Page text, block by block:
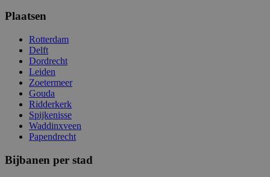
Plaatsen
Rotterdam
Delft
Dordrecht
Leiden
Zoetermeer
Gouda
Ridderkerk
Spijkenisse
Waddinxveen
Papendrecht
Bijbanen per stad